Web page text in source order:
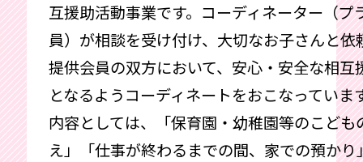
互援助活動事業です。コーディネーター（プ
員）が相談を受け付け、大切なお子さんと依
提供会員の双方において、安心・安全な相互
となるようコーディネートをおこなっていま
内容としては、「保育園・幼稚園等のこども
え」「仕事が終わるまでの間、家での預かり